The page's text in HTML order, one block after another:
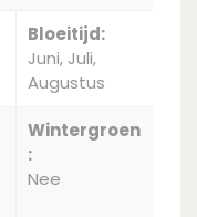
Bloeitijd:
Juni, Juli,
Augustus
Wintergroen
:
Nee